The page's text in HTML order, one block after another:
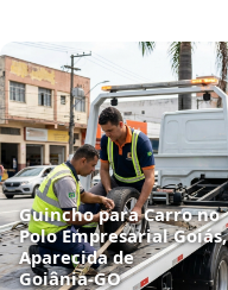
Guincho para Carro no
Polo Empresarial Goiás,
Aparecida de
Goiânia‑GO